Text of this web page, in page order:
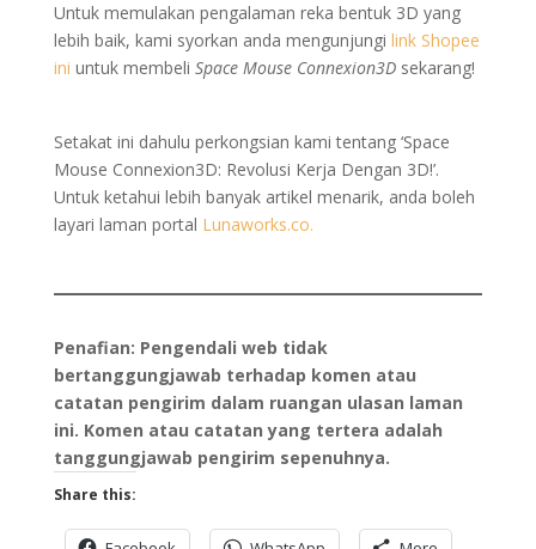
Untuk memulakan pengalaman reka bentuk 3D yang
lebih baik, kami syorkan anda mengunjungi link Shopee
ini untuk membeli Space Mouse Connexion3Dsekarang!
Setakat ini dahulu perkongsian kami tentang ‘Space
Mouse Connexion3D: Revolusi Kerja Dengan 3D!’.
Untuk ketahui lebih banyak artikel menarik, anda boleh
layari laman portal Lunaworks.co.
Penafian: Pengendali web tidak
bertanggungjawab terhadap komen atau
catatan pengirim dalam ruangan ulasan laman
ini. Komen atau catatan yang tertera adalah
tanggungjawab pengirim sepenuhnya.
Share this: